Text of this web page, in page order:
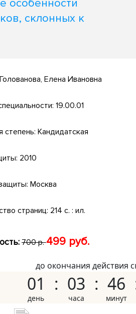
особенности
склонных к
Голованова, Елена Ивановна
19.00.01
степень: Кандидатская
2010
Москва
страниц: 214 с. : ил.
700 р.499 руб.
до окончания действия
01 03 46